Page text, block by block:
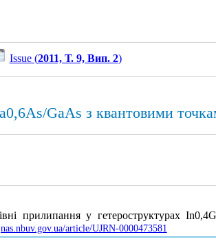
Issue (2011, Т. 9, Вип. 2)
GaAs з квантовими
прилипання у гетероструктурах
article/UJRN-0000473581